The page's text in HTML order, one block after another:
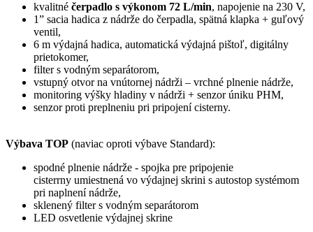
kvalitné čerpadlo s výkonom 72 L/min, napojenie na 230 V,
1” sacia hadica z nádrže do čerpadla, spätná klapka + guľový
ventil,
6 m výdajná hadica, automatická výdajná pištoľ, digitálny
prietokomer,
filter s vodným separátorom,
vstupný otvor na vnútornej nádrži – vrchné plnenie nádrže,
monitoring výšky hladiny v nádrži + senzor úniku PHM,
senzor proti preplneniu pri pripojení cisterny.
Výbava TOP (naviac oproti výbave Standard):
spodné plnenie nádrže - spojka pre pripojenie
cisterrny umiestnená vo výdajnej skrini s autostop systémom
pri naplnení nádrže,
sklenený filter s vodným separátorom
LED osvetlenie výdajnej skrine